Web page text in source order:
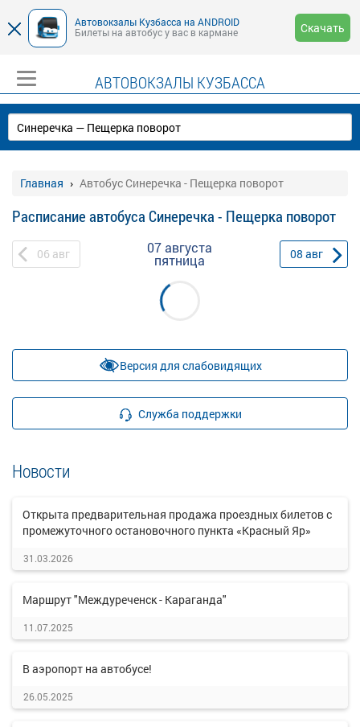
Автовокзалы Кузбасса на ANDROID
Билеты на автобус у вас в кармане
Скачать
АВТОВОКЗАЛЫ КУЗБАССА
Главная Автобус Синеречка - Пещерка поворот
Расписание автобуса Синеречка - Пещерка поворот
06 авг 07 августа
пятница 08 авг
Версия для слабовидящих
Служба поддержки
Новости
Открыта предварительная продажа проездных билетов с
промежуточного остановочного пункта «Красный Яр»
31.03.2026
Маршрут "Междуреченск - Караганда"
11.07.2025
В аэропорт на автобусе!
26.05.2025